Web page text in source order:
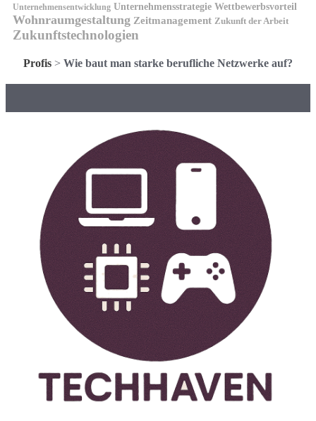
Unternehmensentwicklung Unternehmensstrategie Wettbewerbsvorteil
Wohnraumgestaltung Zeitmanagement Zukunft der Arbeit
Zukunftstechnologien
Profis > Wie baut man starke berufliche Netzwerke auf?